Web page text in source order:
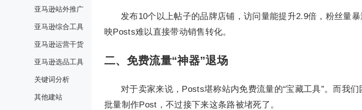
亚马逊站外推广
亚马逊综合工具
亚马逊运营干货
亚马逊选品工具
关键词分析
其他建站
发布10个以上帖子的品牌店铺，访问量能提升2.9倍，粉丝量
映Posts难以直接带动销售转化。
二、免费流量“神器”退场
对于卖家来说，Posts堪称站内免费流量的“宝藏工具”。而我
批量制作Post，不过接下来这条路被堵死了。